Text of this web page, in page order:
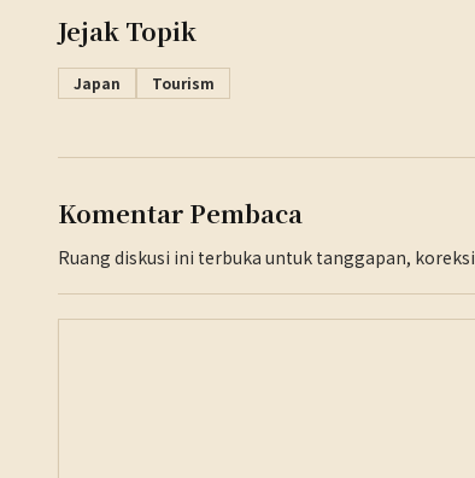
Jejak Topik
Japan Tourism
Komentar Pembaca
Ruang diskusi ini terbuka untuk tanggapan,